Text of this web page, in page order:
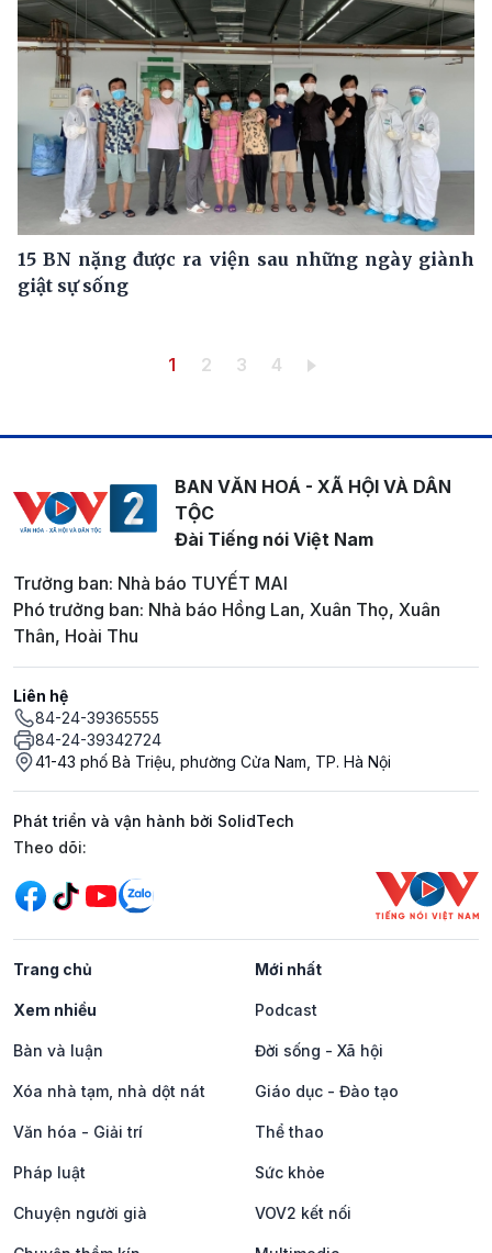
15 BN nặng được ra viện sau những ngày giành
giật sự sống
Trang hiện thời
1 Trang
2 Trang
3 Trang
4
BAN VĂN HOÁ - XÃ HỘI VÀ DÂN
TỘC
Đài Tiếng nói Việt Nam
Trưởng ban: Nhà báo TUYẾT MAI
Phó trưởng ban: Nhà báo Hồng Lan, Xuân Thọ, Xuân
Thân, Hoài Thu
Liên hệ
84-24-39365555
84-24-39342724
41-43 phố Bà Triệu, phường Cửa Nam, TP. Hà Nội
Phát triển và vận hành bởi SolidTech
Mạng xã hội
Theo dõi:
Trang chủ Mới nhất
Xem nhiều Podcast
Bàn và luận Đời sống - Xã hội
Xóa nhà tạm, nhà dột nát Giáo dục - Đào tạo
Văn hóa - Giải trí Thể thao
Pháp luật Sức khỏe
Chuyện người già VOV2 kết nối